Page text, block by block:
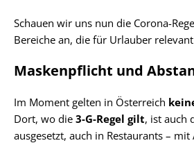
Schauen wir uns nun die Corona-
Bereiche an, die für Urlauber
Maskenpflicht und
Im Moment gelten in Österreich
Dort, wo die 3-G-Regel gilt, ist auch
ausgesetzt, auch in Restaurants –